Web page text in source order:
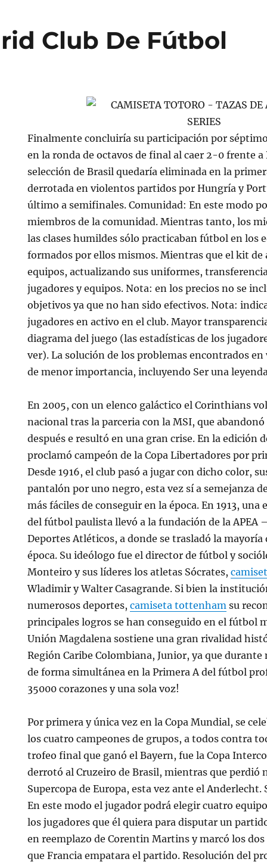
Club De Fútbol
Finalmente concluiría su participación por
en la ronda de octavos de final al caer 2-0 frente a
selección de Brasil quedaría eliminada en la
derrotada en violentos partidos por Hungría y
último a semifinales. Comunidad: En este modo
miembros de la comunidad. Mientras tanto, los
las clases humildes sólo practicaban fútbol en los
formados por ellos mismos. Mientras que el kit
equipos, actualizando sus uniformes,
jugadores y equipos. Nota: en los precios no se
objetivos ya que no han sido efectivos. Nota:
jugadores en activo en el club. Mayor
diagrama del juego (las estadísticas de los
ver). La solución de los problemas encontrados
de menor importancia, incluyendo Ser una
En 2005, con un elenco galáctico el Corinthians
nacional tras la parceria con la MSI, que
después e resultó en una gran crise. En la edición
proclamó campeón de la Copa Libertadores por
Desde 1916, el club pasó a jugar con dicho color,
pantalón por uno negro, esta vez sí a semejanza
más fáciles de conseguir en la época. En 1913, una
del fútbol paulista llevó a la fundación de la APEA
Deportes Atléticos, a donde se trasladó la mayoría
época. Su ideólogo fue el director de fútbol y
Monteiro y sus líderes los atletas Sócrates,
Wladimir y Walter Casagrande. Si bien la
numerosos deportes,camiseta tottenham su
principales logros se han conseguido en el fútbol
Unión Magdalena sostiene una gran rivalidad
Región Caribe Colombiana, Junior, ya que
de forma simultánea en la Primera A del fútbol
35000 corazones y una sola voz!
Por primera y única vez en la Copa Mundial, se
los cuatro campeones de grupos, a todos contra
trofeo final que ganó el Bayern, fue la Copa
derrotó al Cruzeiro de Brasil, mientras que perdió
Supercopa de Europa, esta vez ante el Anderlecht.
En este modo el jugador podrá elegir cuatro
los jugadores que él quiera para disputar un
en reemplazo de Corentin Martins y marcó los
que Francia empatara el partido. Resolución del